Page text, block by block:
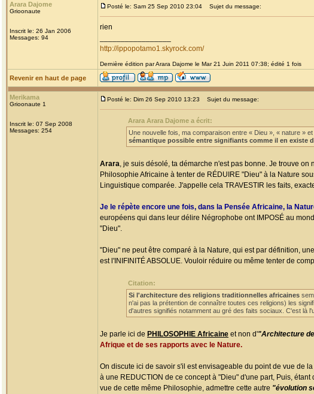
Arara Dajome
Grioonaute
Inscrit le: 26 Jan 2006
Messages: 94
Posté le: Sam 25 Sep 2010 23:04 Sujet du message:
rien
http://ippopotamo1.skyrock.com/
Dernière édition par Arara Dajome le Mar 21 Juin 2011 07:38; édité 1 fois
Revenir en haut de page
Merikama
Grioonaute 1
Inscrit le: 07 Sep 2008
Messages: 254
Posté le: Dim 26 Sep 2010 13:23 Sujet du message:
Arara Arara Dajome a écrit:
Une nouvelle fois, ma comparaison entre « Dieu », « nature »
sémantique possible entre signifiants comme il en existe
Arara, je suis désolé, ta démarche n'est pas bonne. Je trouve
Philosophie Africaine à tenter de RÉDUIRE "Dieu" à la Nature
Linguistique comparée. J'appelle cela TRAVESTIR les faits,
Je le répète encore une fois, dans la Pensée Africaine, la
européens qui dans leur délire Négrophobe ont IMPOSÉ au
"Dieu".
"Dieu" ne peut être comparé à la Nature, qui est par définition,
est l'INIFINITÉ ABSOLUE. Vouloir réduire ou même tenter de
Citation:
Si l'architecture des religions traditionnelles africaines
n'ai pas la prétention de connaître toutes ces religions) les
d'autres signifiés notamment au gré des faits sociaux. C'est là
Je parle ici de PHILOSOPHIE Africaine et non d'"Architecture
Afrique et de ses rapports avec le Nature.
On discute ici de savoir s'il est envisageable du point de vue de
à une REDUCTION de ce concept à "Dieu" d'une part, Puis,
vue de cette même Philosophie, admettre cette autre "évolution